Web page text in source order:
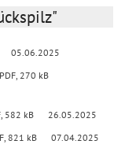
05.06.2025
PDF, 270 kB
582 kB 26.05.2025
821 kB 07.04.2025